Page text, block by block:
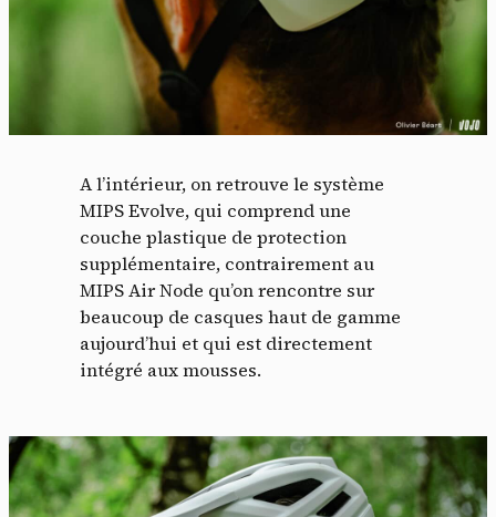
A l’intérieur, on retrouve le système
MIPS Evolve, qui comprend une
couche plastique de protection
supplémentaire, contrairement au
MIPS Air Node qu’on rencontre sur
beaucoup de casques haut de gamme
aujourd’hui et qui est directement
intégré aux mousses.